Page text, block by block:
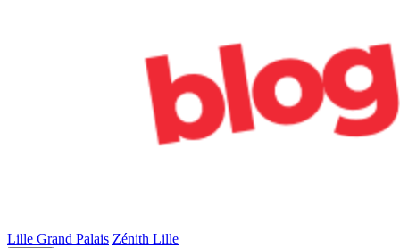
Lille Grand Palais Zénith Lille